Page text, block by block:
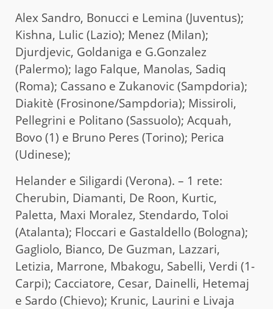
Alex Sandro, Bonucci e Lemina (Juventus);
Kishna, Lulic (Lazio); Menez (Milan);
Djurdjevic, Goldaniga e G.Gonzalez
(Palermo); Iago Falque, Manolas, Sadiq
(Roma); Cassano e Zukanovic (Sampdoria);
Diakitè (Frosinone/Sampdoria); Missiroli,
Pellegrini e Politano (Sassuolo); Acquah,
Bovo (1) e Bruno Peres (Torino); Perica
(Udinese);
Helander e Siligardi (Verona). – 1 rete:
Cherubin, Diamanti, De Roon, Kurtic,
Paletta, Maxi Moralez, Stendardo, Toloi
(Atalanta); Floccari e Gastaldello (Bologna);
Gagliolo, Bianco, De Guzman, Lazzari,
Letizia, Marrone, Mbakogu, Sabelli, Verdi (1-
Carpi); Cacciatore, Cesar, Dainelli, Hetemaj
e Sardo (Chievo); Krunic, Laurini e Livaja